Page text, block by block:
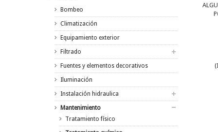
Bombeo
Climatización
Equipamiento exterior
Filtrado
Fuentes y elementos decorativos
Iluminación
Instalación hidraulica
Mantenimiento
Tratamiento físico